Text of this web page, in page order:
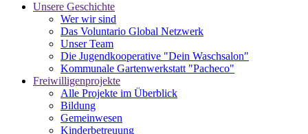
Unsere Geschichte
Wer wir sind
Das Voluntario Global Netzwerk
Unser Team
Die Jugendkooperative "Dein Waschsalon"
Kommunale Gartenwerkstatt "Pacheco"
Freiwilligenprojekte
Alle Projekte im Überblick
Bildung
Gemeinwesen
Kinderbetreuung